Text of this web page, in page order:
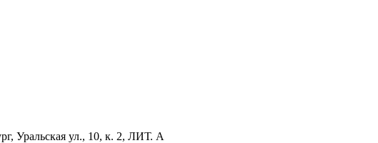
Уральская ул., 10, к. 2, ЛИТ. А